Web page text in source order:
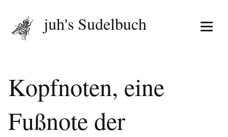
Menü
juh's Sudelbuch
Kopfnoten, eine
Fußnote der